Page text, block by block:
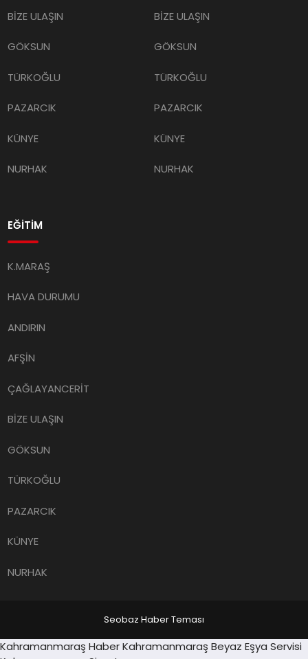
BİZE ULAŞIN
GÖKSUN
TÜRKOĞLU
PAZARCIK
KÜNYE
NURHAK
BİZE ULAŞIN
GÖKSUN
TÜRKOĞLU
PAZARCIK
KÜNYE
NURHAK
EĞİTİM
K.MARAŞ
HAVA DURUMU
ANDIRIN
AFŞİN
ÇAĞLAYANCERİT
BİZE ULAŞIN
GÖKSUN
TÜRKOĞLU
PAZARCIK
KÜNYE
NURHAK
Seobaz Haber Teması
Sancaktepe
Kahramanmaraş HaberKahramanmaraş Beyaz Eşya Servisi